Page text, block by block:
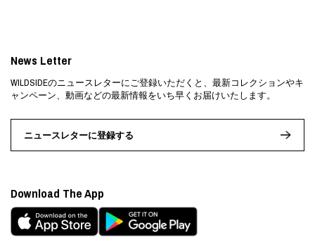
News Letter
WILDSIDEのニュースレターにご登録いただくと、最新コレクションやキ
ャンペーン、動画などの最新情報をいち早くお届けいたします。
ニュースレターに登録する
Download The App